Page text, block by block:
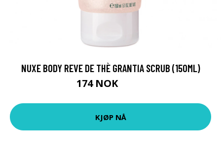
NUXE BODY REVE DE THÈ GRANTIA SCRUB (150ML)
174 NOK
KJØP NÅ